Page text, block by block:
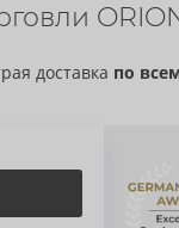
доставка по